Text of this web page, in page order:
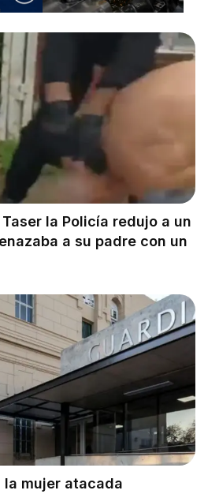
la Policía redujo a un
a su padre con un
mujer atacada